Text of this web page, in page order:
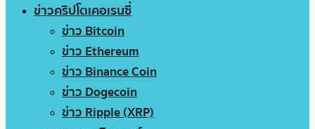
ข่าวคริปโตเคอเรนซี่
ข่าว Bitcoin
ข่าว Ethereum
ข่าว Binance Coin
ข่าว Dogecoin
ข่าว Ripple (XRP)